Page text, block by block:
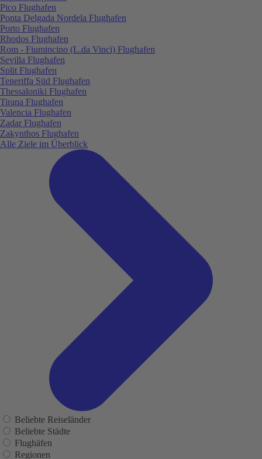
Pico Flughafen
Ponta Delgada Nordela Flughafen
Porto Flughafen
Rhodos Flughafen
Rom - Fiumincino (L.da Vinci) Flughafen
Sevilla Flughafen
Split Flughafen
Teneriffa Süd Flughafen
Thessaloniki Flughafen
Tirana Flughafen
Valencia Flughafen
Zadar Flughafen
Zakynthos Flughafen
Alle Ziele im Überblick
Beliebte Reiseländer
Beliebte Städte
Flughäfen
Regionen